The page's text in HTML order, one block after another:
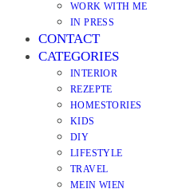
WORK WITH ME
IN PRESS
CONTACT
CATEGORIES
INTERIOR
REZEPTE
HOMESTORIES
KIDS
DIY
LIFESTYLE
TRAVEL
MEIN WIEN